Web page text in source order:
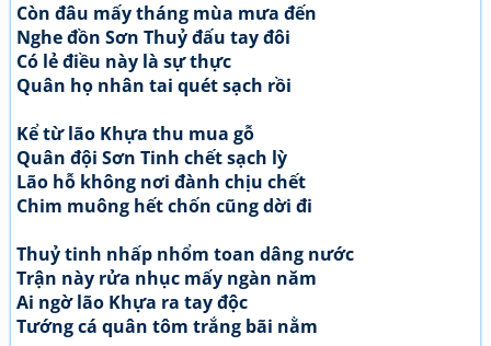
Còn đâu mấy tháng mùa mưa đến
Nghe đồn Sơn Thuỷ đấu tay đôi
Có lẻ điều này là sự thực
Quân họ nhân tai quét sạch rồi
Kể từ lão Khựa thu mua gỗ
Quân đội Sơn Tinh chết sạch lỳ
Lão hỗ không nơi đành chịu chết
Chim muông hết chốn cũng dời đi
Thuỷ tinh nhấp nhổm toan dâng nước
Trận này rửa nhục mấy ngàn năm
Ai ngờ lão Khựa ra tay độc
Tướng cá quân tôm trắng bãi nằm